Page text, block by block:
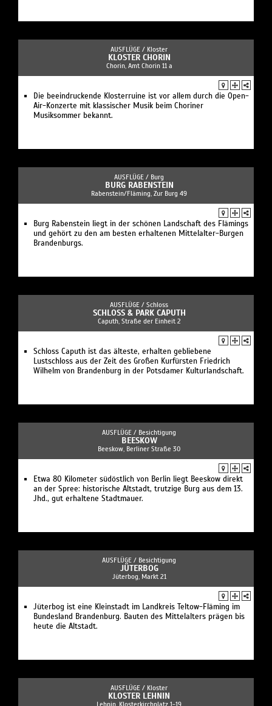
AUSFLÜGE / Kloster
KLOSTER CHORIN
Chorin, Amt Chorin 11 a
Die beeindruckende Klosterruine ist vor allem durch die Open-
Air-Konzerte mit klassischer Musik beim Choriner
Musiksommer bekannt.
AUSFLÜGE / Burg
BURG RABENSTEIN
Rabenstein/Fläming, Zur Burg 49
Burg Rabenstein liegt in der schönen Landschaft des Flämings
und gehört zu den am besten erhaltenen Mittelalter-Burgen
Brandenburgs.
AUSFLÜGE / Schloss
SCHLOSS & PARK CAPUTH
Caputh, Straße der Einheit 2
Schloss Caputh ist das älteste, erhalten gebliebene
Lustschloss aus der Zeit des Großen Kurfürsten Friedrich
Wilhelm von Brandenburg in der Potsdamer Kulturlandschaft.
AUSFLÜGE / Besichtigung
BEESKOW
Beeskow, Berliner Straße 30
Etwa 80 Kilometer südöstlich von Berlin liegt Beeskow direkt
an der Spree: historische Altstadt, trutzige Burg aus dem 13.
Jhd., gut erhaltene Stadtmauer.
AUSFLÜGE / Besichtigung
JÜTERBOG
Jüterbog, Markt 21
Jüterbog ist eine Kleinstadt im Landkreis Teltow-Fläming im
Bundesland Brandenburg. Bauten des Mittelalters prägen bis
heute die Altstadt.
AUSFLÜGE / Kloster
KLOSTER LEHNIN